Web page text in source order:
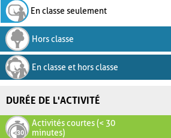
En classe seulement
Hors classe
En classe et hors classe
DURÉE DE L'ACTIVITÉ
Activités courtes (< 30
minutes)